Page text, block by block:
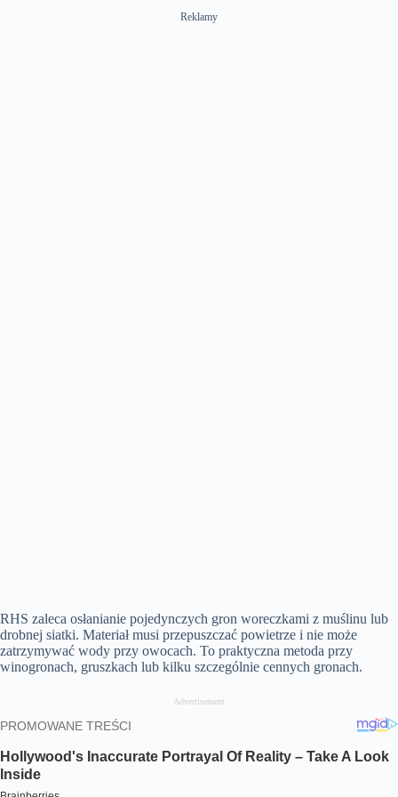
Reklamy
RHS zaleca osłanianie pojedynczych gron woreczkami z muślinu lub
drobnej siatki. Materiał musi przepuszczać powietrze i nie może
zatrzymywać wody przy owocach. To praktyczna metoda przy
winogronach, gruszkach lub kilku szczególnie cennych gronach.
Advertisement